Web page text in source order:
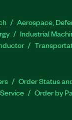
Aerospace,
Industrial
Order Status
Order by